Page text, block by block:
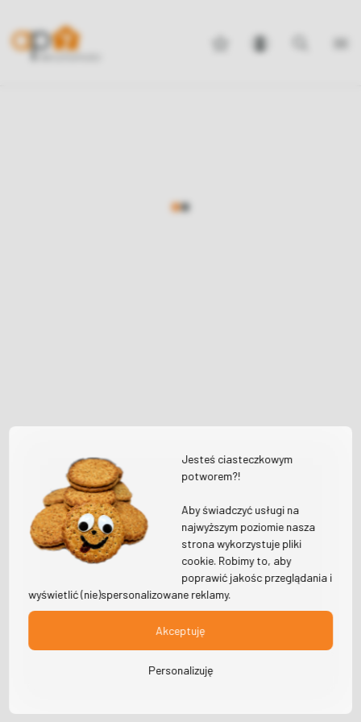
Jesteś ciasteczkowym
potworem?!
Aby świadczyć usługi na
najwyższym poziomie nasza
strona wykorzystuje pliki
cookie. Robimy to, aby
poprawić jakośc przeglądania i
wyświetlić (nie)spersonalizowane reklamy.
Akceptuję
Personalizuję